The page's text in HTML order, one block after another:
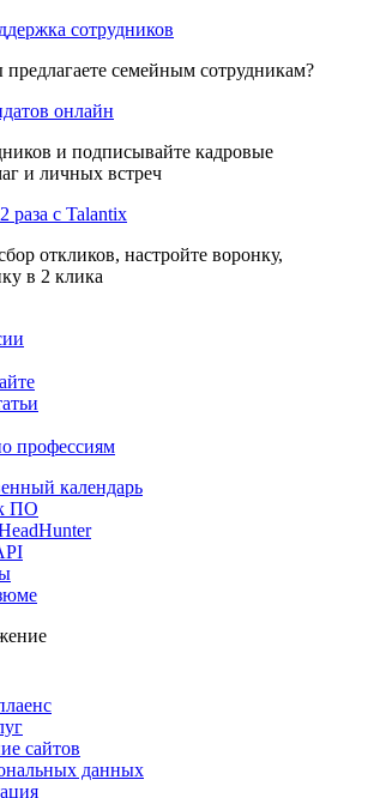
сотрудников
семейным сотрудникам?
онлайн
и подписывайте кадровые
и личных встреч
раза с Talantix
откликов, настройте воронку,
в 2 клика
профессиям
календарь
ПО
сайтов
данных